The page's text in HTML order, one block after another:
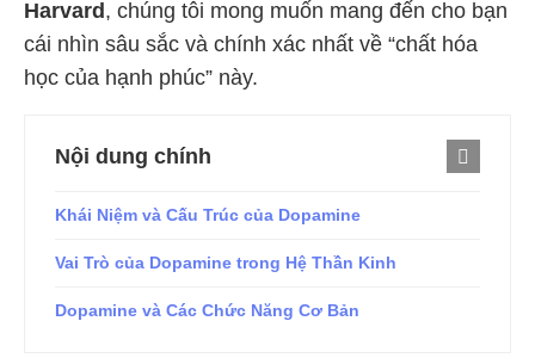
Harvard , chúng tôi mong muốn mang đến cho bạn
cái nhìn sâu sắc và chính xác nhất về “chất hóa
học của hạnh phúc” này.
Nội dung chính
Khái Niệm và Cấu Trúc của Dopamine
Vai Trò của Dopamine trong Hệ Thần Kinh
Dopamine và Các Chức Năng Cơ Bản